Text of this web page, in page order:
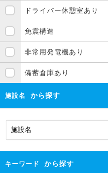
ドライバー休憩室あり
免震構造
非常用発電機あり
備蓄倉庫あり
施設名 から探す
キーワード から探す